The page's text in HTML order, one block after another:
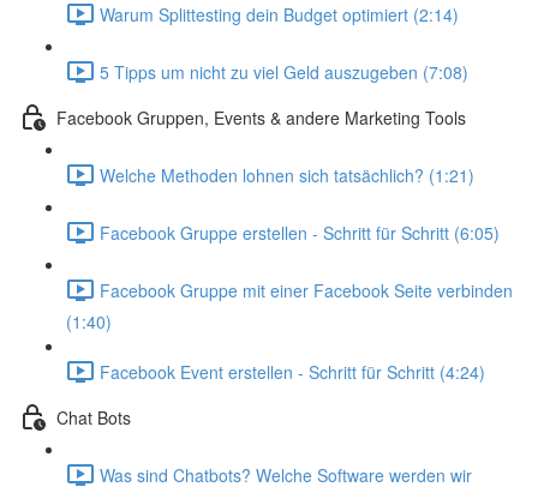
Warum Splittesting dein Budget optimiert (2:14)
5 Tipps um nicht zu viel Geld auszugeben (7:08)
Facebook Gruppen, Events & andere Marketing Tools
Welche Methoden lohnen sich tatsächlich? (1:21)
Facebook Gruppe erstellen - Schritt für Schritt (6:05)
Facebook Gruppe mit einer Facebook Seite verbinden
(1:40)
Facebook Event erstellen - Schritt für Schritt (4:24)
Chat Bots
Was sind Chatbots? Welche Software werden wir